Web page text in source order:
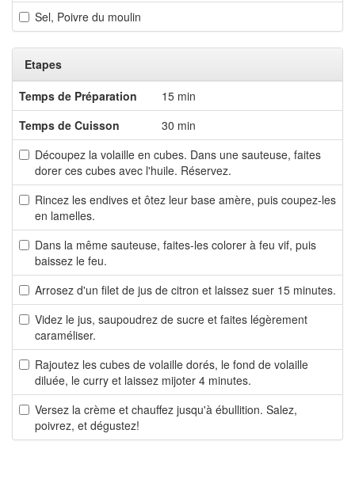
Sel, Poivre du moulin
Etapes
Temps de Préparation
15 min
Temps de Cuisson
30 min
Découpez la volaille en cubes. Dans une sauteuse, faites
dorer ces cubes avec l'huile. Réservez.
Rincez les endives et ôtez leur base amère, puis coupez-les
en lamelles.
Dans la même sauteuse, faites-les colorer à feu vif, puis
baissez le feu.
Arrosez d'un filet de jus de citron et laissez suer 15 minutes.
Videz le jus, saupoudrez de sucre et faites légèrement
caraméliser.
Rajoutez les cubes de volaille dorés, le fond de volaille
diluée, le curry et laissez mijoter 4 minutes.
Versez la crème et chauffez jusqu'à ébullition. Salez,
poivrez, et dégustez!